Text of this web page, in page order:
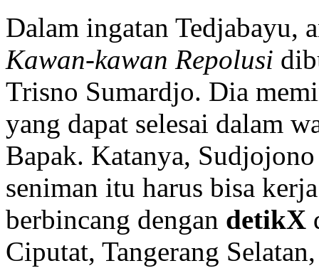
Dalam ingatan Tedjabayu,
Kawan-kawan Repolusi
Trisno Sumardjo. Dia
yang dapat selesai dalam
Bapak. Katanya,
seniman itu harus bisa
berbincang dengan detikX
Ciputat, Tangerang